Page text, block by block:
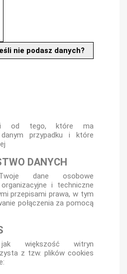
nie podasz danych?
od tego, które ma
przypadku i które
DANYCH
dane osobowe
i techniczne
przepisami prawa, w tym
połączenia za pomocą
większość witryn
z tzw. plików cookies